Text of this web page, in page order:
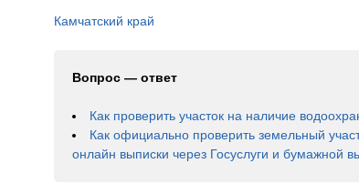
Камчатский край
Вопрос — ответ
Как проверить участок на наличие
Как официально проверить земельный
онлайн выписки через Госуслуги и бумажной